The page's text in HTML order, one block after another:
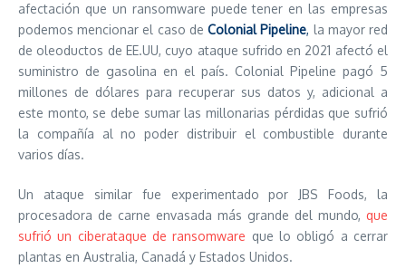
afectación que un ransomware puede tener en las empresas
podemos mencionar el caso deColonial Pipeline, la mayor red
de oleoductos de EE.UU, cuyo ataque sufrido en 2021 afectó el
suministro de gasolina en el país. Colonial Pipeline pagó 5
millones de dólares para recuperar sus datos y, adicional a
este monto, se debe sumar las millonarias pérdidas que sufrió
la compañía al no poder distribuir el combustible durante
varios días.
Un ataque similar fue experimentado por JBS Foods, la
procesadora de carne envasada más grande del mundo, que
sufrió un ciberataque de ransomware que lo obligó a cerrar
plantas en Australia, Canadá y Estados Unidos.